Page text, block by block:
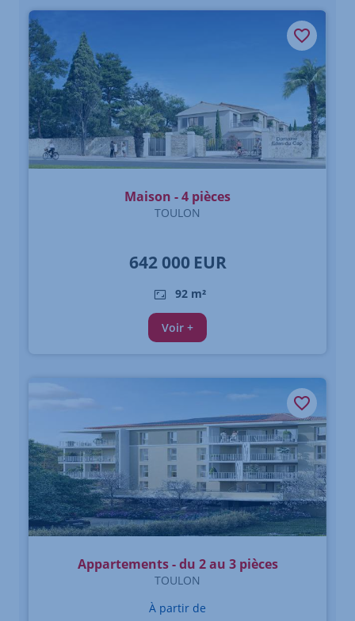
Maison - 4 pièces
TOULON
642 000 EUR
92 m²
Voir +
Appartements - du 2 au 3 pièces
TOULON
À partir de